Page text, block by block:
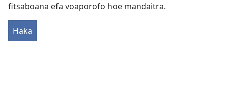
fitsaboana efa voaporofo hoe mandaitra.
Haka